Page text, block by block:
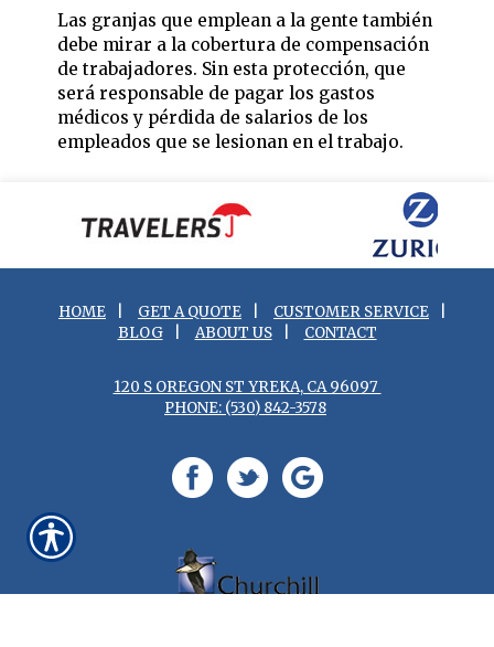
Las granjas que emplean a la gente también
debe mirar a la cobertura de compensación
de trabajadores. Sin esta protección, que
será responsable de pagar los gastos
médicos y pérdida de salarios de los
empleados que se lesionan en el trabajo.
HOME GET A QUOTE CUSTOMER SERVICE
BLOG
ABOUT US CONTACT
120 S OREGON ST YREKA, CA 96097
PHONE: (530) 842-3578